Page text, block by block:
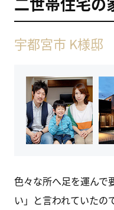
宇都宮市 K様邸
色々な所へ足を運んで
い」と言われていたの